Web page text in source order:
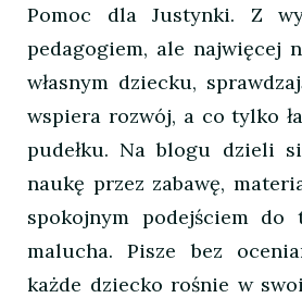
Pomoc dla Justynki. Z
pedagogiem, ale najwięcej
własnym dziecku,
wspiera rozwój, a co tylko
pudełku. Na blogu dzieli
naukę przez zabawę,
spokojnym podejściem do
malucha. Pisze bez
każde dziecko rośnie w